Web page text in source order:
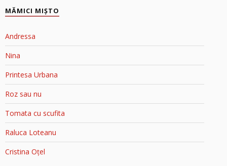
MĂMICI MIŞTO
Andressa
Nina
Printesa Urbana
Roz sau nu
Tomata cu scufita
Raluca Loteanu
Cristina Oțel